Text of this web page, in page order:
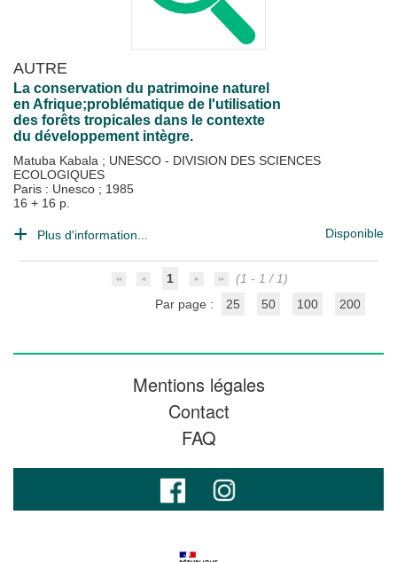
AUTRE
La conservation du patrimoine naturel
en Afrique;problématique de l'utilisation
des forêts tropicales dans le contexte
du développement intègre.
Matuba Kabala ; UNESCO - DIVISION DES SCIENCES
ECOLOGIQUES
Paris : Unesco ; 1985
16 + 16 p.
Plus d'information... Disponible
1
(1 - 1 / 1)
Par page :
25 50 100 200
Mentions légales
Contact
FAQ